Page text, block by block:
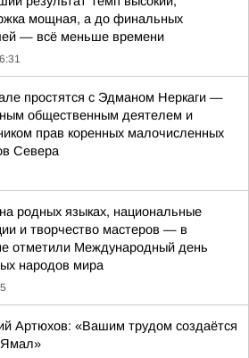
мощная, а до финальных
— всё меньше времени
простятся с Эдманом Неркаги —
общественным деятелем и
прав коренных малочисленных
Севера
родных языках, национальные
и творчество мастеров — в
отметили Международный день
народов мира
Артюхов: «Вашим трудом создаётся